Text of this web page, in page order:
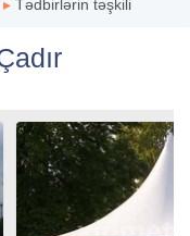
▸ Tədbirlərin təşkili